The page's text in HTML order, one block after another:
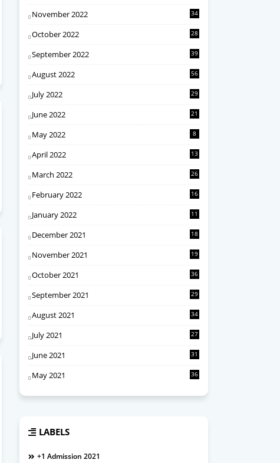
November 2022 34
October 2022 28
September 2022 39
August 2022 56
July 2022 29
June 2022 21
May 2022 8
April 2022 13
March 2022 26
February 2022 16
January 2022 11
December 2021 18
November 2021 19
October 2021 36
September 2021 29
August 2021 34
July 2021 27
June 2021 31
May 2021 36
LABELS
+1 Admission 2021